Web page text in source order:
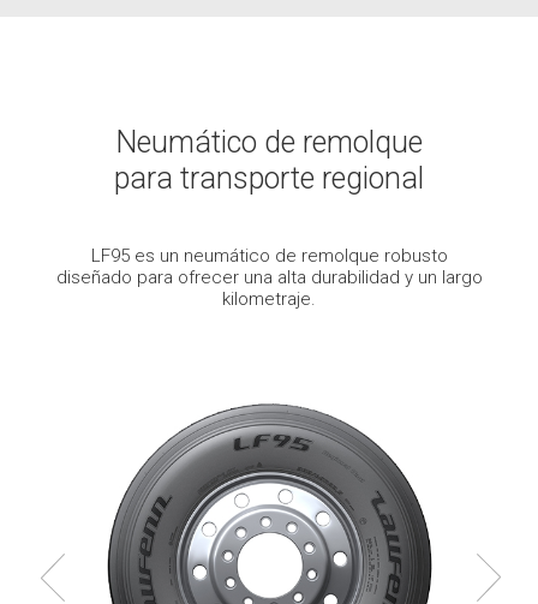
Neumático de remolque
para transporte regional
LF95 es un neumático de remolque robusto
diseñado para ofrecer una alta durabilidad y un largo
kilometraje.